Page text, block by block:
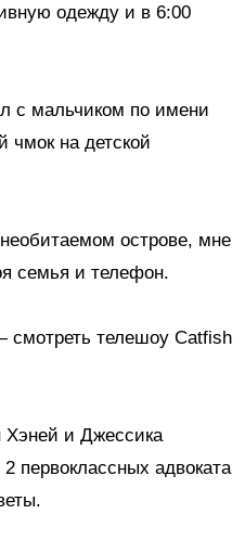
одежду и в 6:00
с мальчиком по имени
на детской
острове, мне
семья и телефон.
телешоу Catfish
и Джессика
первоклассных адвоката